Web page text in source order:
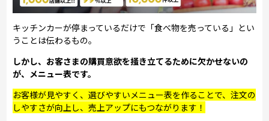
キッチンカーが停まっているだけで「食べ物を売っている」とい
うことは伝わるもの。
しかし、お客さまの購買意欲を掻き立てるために欠かせないの
が、メニュー表です。
お客様が見やすく、選びやすいメニュー表を作ることで、注文の
しやすさが向上し、売上アップにもつながります！